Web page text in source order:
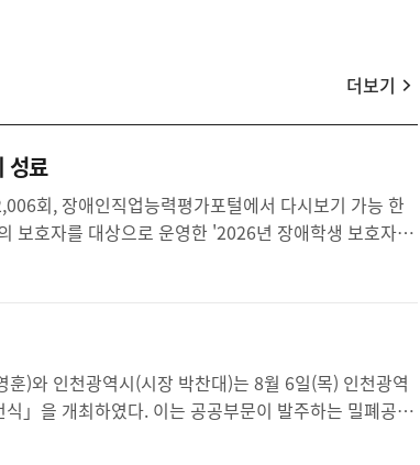
성료
보호자를 대상으로 운영한 '2026년 장애학생 보호자 진
」을 개최하였다. 이는 공공부문이 발주하는 밀폐공간
보
더보기